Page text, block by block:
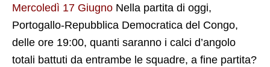
Mercoledì 17 Giugno Nella partita di oggi,
Portogallo-Repubblica Democratica del Congo,
delle ore 19:00, quanti saranno i calci d’angolo
totali battuti da entrambe le squadre, a fine partita?